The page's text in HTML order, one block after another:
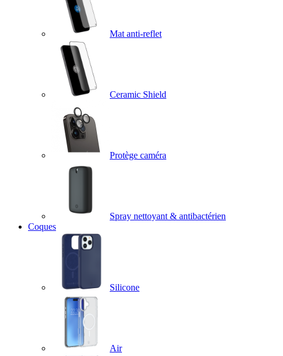
Mat anti-reflet
Ceramic Shield
Protège caméra
Spray nettoyant & antibactérien
Coques
Silicone
Air